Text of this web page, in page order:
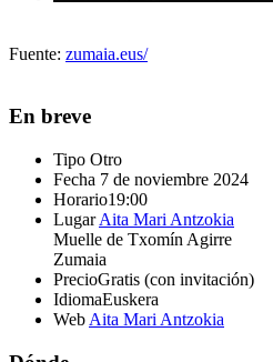
Fuente: zumaia.eus/
En breve
Tipo Otro
Fecha 7 de noviembre 2024
Horario19:00
Lugar Aita Mari Antzokia
Muelle de Txomín Agirre
Zumaia
PrecioGratis (con invitación)
IdiomaEuskera
Web Aita Mari Antzokia